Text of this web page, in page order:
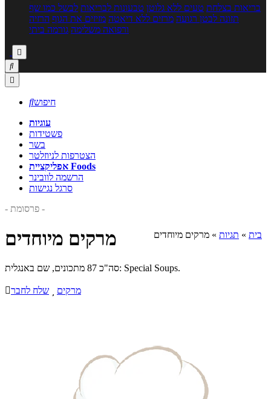
בריאות בצלחת טעים ללא גלוטן טבעונות לבריאות לבשל כמו שף
תזונה לבטן רגועה מרזים ללא דיאטה מזיזים את הגוף הרזיה
ורפואה משלימה גורמה ביתי



חיפוש
עוגיות
פשטידות
בשר
הצטרפות לניוזלטר
אפליקציית Foods
הרשמה לוובינר
סרגל נגישות
- פרסומת -
בית » תגיות » מרקים מיוחדים מרקים מיוחדים
סה"כ 87 מתכונים, שם באנגלית: Special Soups.
שלח לחבר מרקים